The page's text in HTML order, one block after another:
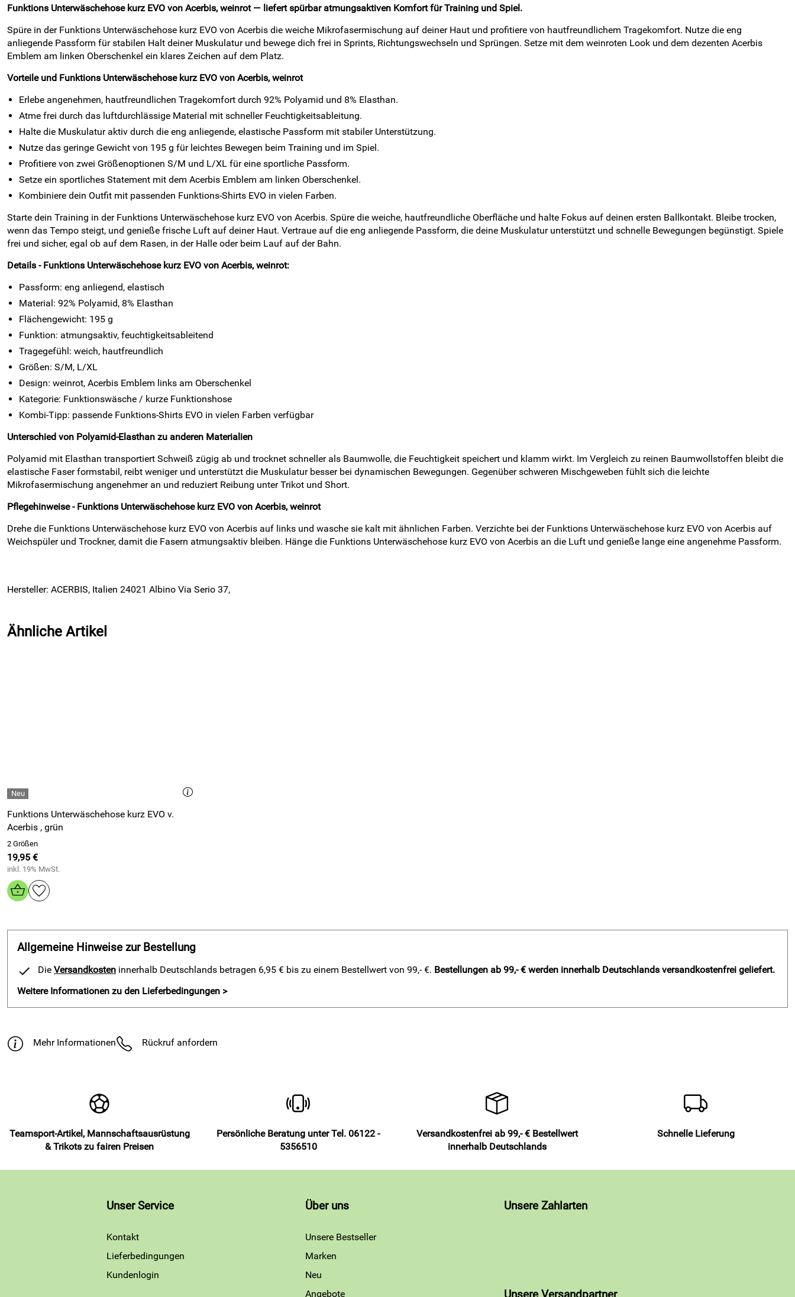
Funktions Unterwäschehose kurz EVO von Acerbis, weinrot — liefert spürbar atmungsaktiven Komfort für Training und Spiel.
Spüre in der Funktions Unterwäschehose kurz EVO von Acerbis die weiche Mikrofasermischung auf deiner Haut und profitiere von hautfreundlichem Tragekomfort. Nutze die eng
anliegende Passform für stabilen Halt deiner Muskulatur und bewege dich frei in Sprints, Richtungswechseln und Sprüngen. Setze mit dem weinroten Look und dem dezenten Acerbis
Emblem am linken Oberschenkel ein klares Zeichen auf dem Platz.
Vorteile und Funktions Unterwäschehose kurz EVO von Acerbis, weinrot
Erlebe angenehmen, hautfreundlichen Tragekomfort durch 92% Polyamid und 8% Elasthan.
Atme frei durch das luftdurchlässige Material mit schneller Feuchtigkeitsableitung.
Halte die Muskulatur aktiv durch die eng anliegende, elastische Passform mit stabiler Unterstützung.
Nutze das geringe Gewicht von 195 g für leichtes Bewegen beim Training und im Spiel.
Profitiere von zwei Größenoptionen S/M und L/XL für eine sportliche Passform.
Setze ein sportliches Statement mit dem Acerbis Emblem am linken Oberschenkel.
Kombiniere dein Outfit mit passenden Funktions-Shirts EVO in vielen Farben.
Starte dein Training in der Funktions Unterwäschehose kurz EVO von Acerbis. Spüre die weiche, hautfreundliche Oberfläche und halte Fokus auf deinen ersten Ballkontakt. Bleibe trocken,
wenn das Tempo steigt, und genieße frische Luft auf deiner Haut. Vertraue auf die eng anliegende Passform, die deine Muskulatur unterstützt und schnelle Bewegungen begünstigt. Spiele
frei und sicher, egal ob auf dem Rasen, in der Halle oder beim Lauf auf der Bahn.
Details - Funktions Unterwäschehose kurz EVO von Acerbis, weinrot:
Passform: eng anliegend, elastisch
Material: 92% Polyamid, 8% Elasthan
Flächengewicht: 195 g
Funktion: atmungsaktiv, feuchtigkeitsableitend
Tragegefühl: weich, hautfreundlich
Größen: S/M, L/XL
Design: weinrot, Acerbis Emblem links am Oberschenkel
Kategorie: Funktionswäsche / kurze Funktionshose
Kombi-Tipp: passende Funktions-Shirts EVO in vielen Farben verfügbar
Unterschied von Polyamid-Elasthan zu anderen Materialien
Polyamid mit Elasthan transportiert Schweiß zügig ab und trocknet schneller als Baumwolle, die Feuchtigkeit speichert und klamm wirkt. Im Vergleich zu reinen Baumwollstoffen bleibt die
elastische Faser formstabil, reibt weniger und unterstützt die Muskulatur besser bei dynamischen Bewegungen. Gegenüber schweren Mischgeweben fühlt sich die leichte
Mikrofasermischung angenehmer an und reduziert Reibung unter Trikot und Short.
Pflegehinweise - Funktions Unterwäschehose kurz EVO von Acerbis, weinrot
Drehe die Funktions Unterwäschehose kurz EVO von Acerbis auf links und wasche sie kalt mit ähnlichen Farben. Verzichte bei der Funktions Unterwäschehose kurz EVO von Acerbis auf
Weichspüler und Trockner, damit die Fasern atmungsaktiv bleiben. Hänge die Funktions Unterwäschehose kurz EVO von Acerbis an die Luft und genieße lange eine angenehme Passform.
Hersteller: ACERBIS, Italien 24021 Albino Via Serio 37,
Ähnliche Artikel
Funktions Unterwäschehose kurz EVO v.
Acerbis , grün
2 Größen
19,95 €
inkl. 19% MwSt.
Allgemeine Hinweise zur Bestellung
Die Versandkosten innerhalb Deutschlands betragen 6,95 € bis zu einem Bestellwert von 99,- €. Bestellungen ab 99,- € werden innerhalb Deutschlands versandkostenfrei geliefert.
Weitere Informationen zu den Lieferbedingungen >
Mehr Informationen Rückruf anfordern
Teamsport-Artikel, Mannschaftsausrüstung
& Trikots zu fairen Preisen
Persönliche Beratung unter Tel. 06122 -
5356510
Versandkostenfrei ab 99,- € Bestellwert
innerhalb Deutschlands
Schnelle Lieferung
Unser Service
Kontakt
Lieferbedingungen
Kundenlogin
Über uns
Unsere Bestseller
Marken
Neu
Angebote
Unsere Zahlarten